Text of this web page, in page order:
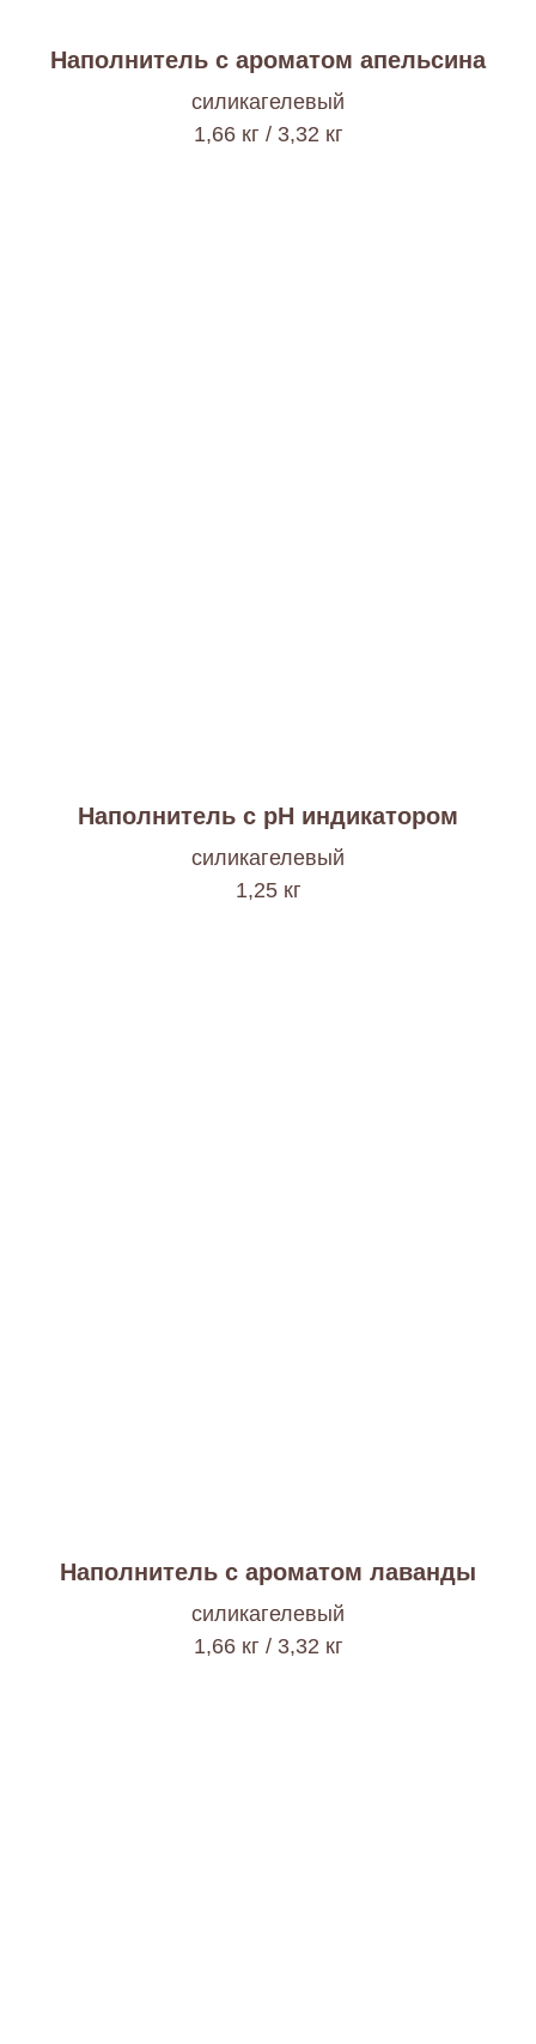
Наполнитель с ароматом апельсина
cиликагелевый
1,66 кг / 3,32 кг
Наполнитель с pH индикатором
силикагелевый
1,25 кг
Наполнитель с ароматом лаванды
cиликагелевый
1,66 кг / 3,32 кг